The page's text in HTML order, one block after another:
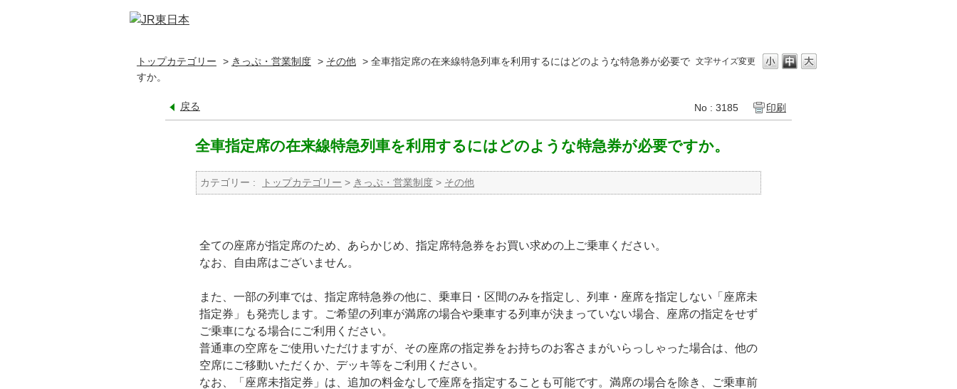
文字サイズ変更
トップカテゴリー > きっぷ・営業制度 > その他 > 全車指定席の在来線特急列車を利用するにはどのような特急券が必要で
すか。
戻る No : 3185 印刷
全車指定席の在来線特急列車を利用するにはどのような特急券が必要ですか。
カテゴリー : トップカテゴリー > きっぷ・営業制度 > その他
全ての座席が指定席のため、あらかじめ、指定席特急券をお買い求めの上ご乗車ください。
なお、自由席はございません。
また、一部の列車では、指定席特急券の他に、乗車日・区間のみを指定し、列車・座席を指定しない「座席未
指定券」も発売します。ご希望の列車が満席の場合や乗車する列車が決まっていない場合、座席の指定をせず
ご乗車になる場合にご利用ください。
普通車の空席をご使用いただけますが、その座席の指定券をお持ちのお客さまがいらっしゃった場合は、他の
空席にご移動いただくか、デッキ等をご利用ください。
なお、「座席未指定券」は、追加の料金なしで座席を指定することも可能です。満席の場合を除き、ご乗車前